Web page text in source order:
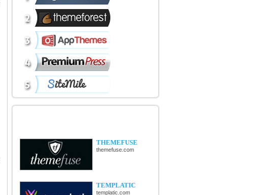
THEMEFUSE
themefuse.com
TEMPLATIC
templatic.com